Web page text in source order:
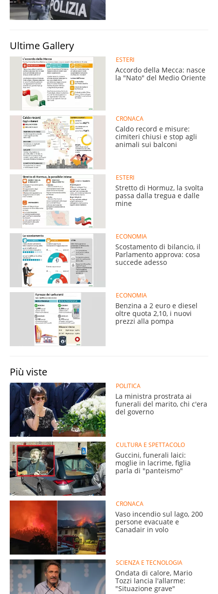
Ultime Gallery
ESTERI
Accordo della Mecca: nasce
la "Nato" del Medio Oriente
CRONACA
Caldo record e misure:
cimiteri chiusi e stop agli
animali sui balconi
ESTERI
Stretto di Hormuz, la svolta
passa dalla tregua e dalle
mine
ECONOMIA
Scostamento di bilancio, il
Parlamento approva: cosa
succede adesso
ECONOMIA
Benzina a 2 euro e diesel
oltre quota 2,10, i nuovi
prezzi alla pompa
Più viste
POLITICA
La ministra prostrata ai
funerali del marito, chi c'era
del governo
CULTURA E SPETTACOLO
Guccini, funerali laici:
moglie in lacrime, figlia
parla di "panteismo"
CRONACA
Vaso incendio sul lago, 200
persone evacuate e
Canadair in volo
SCIENZA E TECNOLOGIA
Ondata di calore, Mario
Tozzi lancia l'allarme:
"Situazione grave"